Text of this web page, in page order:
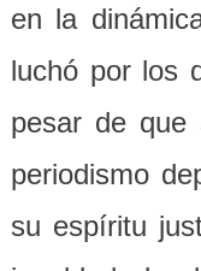
en la
luchó por los
pesar de que
periodismo
su espíritu